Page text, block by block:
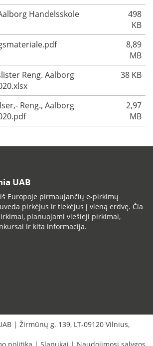
Handelsskole
498
KB
8,89
MB
Reng. Aalborg
38 KB
Reng., Aalborg
2,97
MB
UAB
Europoje pirmaujančių e-pirkimų
pirkėjus ir tiekėjus į vieną erdvę. Čia
planuojami viešieji pirkimai,
ir kita informacija.
| Žirmūnų g. 139, LT-09120 Vilnius,